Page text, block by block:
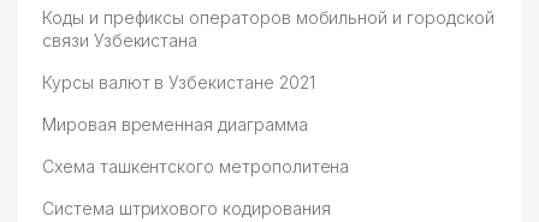
Коды и префиксы операторов мобильной и городской
связи Узбекистана
Курсы валют в Узбекистане 2021
Мировая временная диаграмма
Схема ташкентского метрополитена
Система штрихового кодирования